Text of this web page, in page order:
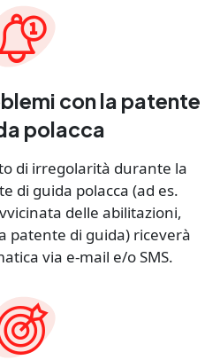
con la patente
polacca
di irregolarità durante la
di guida polacca (ad es.
delle abilitazioni,
patente di guida) riceverà
via e-mail e/o SMS.